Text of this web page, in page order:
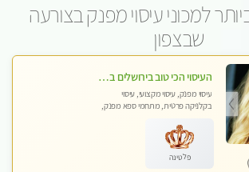
למכוני עיסוי מפנק בצורעה
שבצפון
העיסוי הכי טוב בירושלים במרכז ירושלים GREEN -SPA מפנק מקצועי ומשחרר
עיסוי מפנק, עיסוי מקצועי, עיסוי
בקלניקה פרטית, מתחמי ספא מפנק,
פלטינה